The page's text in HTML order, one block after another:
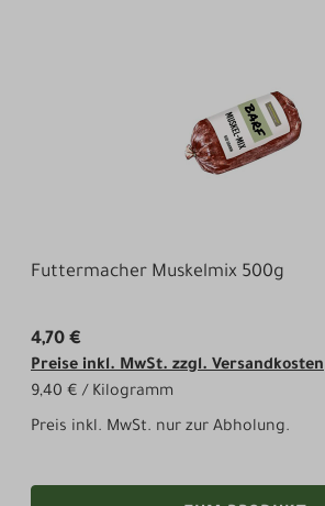
Futtermacher Muskelmix 500g
4,70 €
Preise inkl. MwSt. zzgl. Versandkosten
9,40 € / Kilogramm
Preis inkl. MwSt. nur zur Abholung.